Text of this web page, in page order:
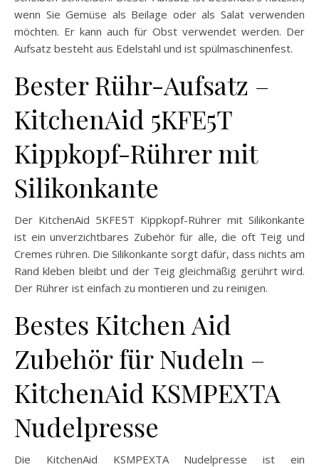
wenn Sie Gemüse als Beilage oder als Salat verwenden
möchten. Er kann auch für Obst verwendet werden. Der
Aufsatz besteht aus Edelstahl und ist spülmaschinenfest.
Bester Rühr-Aufsatz –
KitchenAid 5KFE5T
Kippkopf-Rührer mit
Silikonkante
Der KitchenAid 5KFE5T Kippkopf-Rührer mit Silikonkante
ist ein unverzichtbares Zubehör für alle, die oft Teig und
Cremes rühren. Die Silikonkante sorgt dafür, dass nichts am
Rand kleben bleibt und der Teig gleichmäßig gerührt wird.
Der Rührer ist einfach zu montieren und zu reinigen.
Bestes Kitchen Aid
Zubehör für Nudeln –
KitchenAid KSMPEXTA
Nudelpresse
Die KitchenAid KSMPEXTA Nudelpresse ist ein